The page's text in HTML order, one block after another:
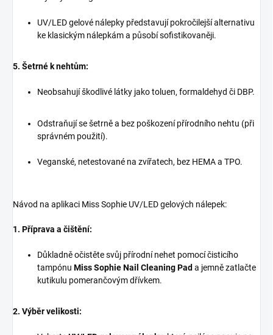
UV/LED gelové nálepky představují pokročilejší alternativu
ke klasickým nálepkám a působí sofistikovaněji.
5. Šetrné k nehtům:
Neobsahují škodlivé látky jako toluen, formaldehyd či DBP.
Odstraňují se šetrně a bez poškození přírodního nehtu (při
správném použití).
Veganské, netestované na zvířatech, bez HEMA a TPO.
Návod na aplikaci Miss Sophie UV/LED gelových nálepek:
1. Příprava a čištění:
Důkladně očistěte svůj přírodní nehet pomocí čisticího
tampónu Miss Sophie Nail Cleaning Pad a jemně zatlačte
kutikulu pomerančovým dřívkem.
2. Výběr velikosti: